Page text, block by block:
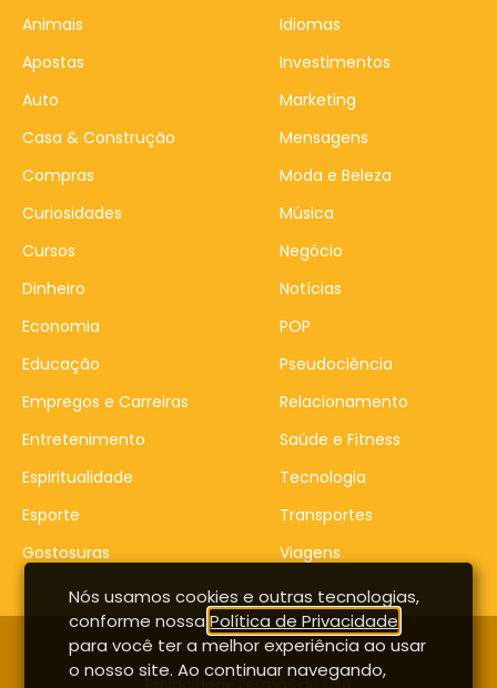
Animais
Apostas
Auto
Casa & Construção
Compras
Curiosidades
Cursos
Dinheiro
Economia
Educação
Empregos e Carreiras
Entretenimento
Espiritualidade
Esporte
Gostosuras
Idiomas
Investimentos
Marketing
Mensagens
Moda e Beleza
Música
Negócio
Notícias
POP
Pseudociência
Relacionamento
Saúde e Fitness
Tecnologia
Transportes
Viagens
Contato
Entrar
Nós usamos cookies e outras tecnologias,
conforme nossaPolítica de Privacidade
para você ter a melhor experiência ao usar
o nosso site. Ao continuar navegando,